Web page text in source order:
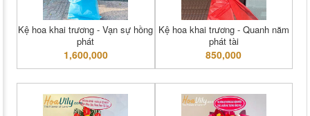
Kệ hoa khai trương - Vạn sự hồng
phát
1,600,000
Kệ hoa khai trương - Quanh năm
phát tài
850,000